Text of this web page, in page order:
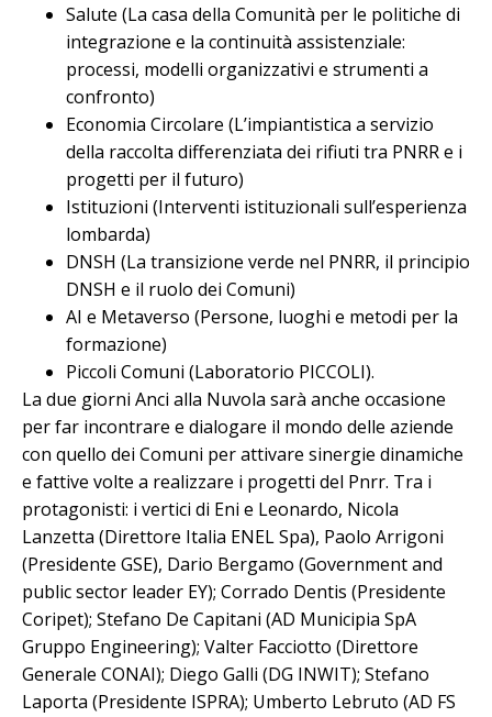
Salute (La casa della Comunità per le politiche di
integrazione e la continuità assistenziale:
processi, modelli organizzativi e strumenti a
confronto)
Economia Circolare (L’impiantistica a servizio
della raccolta differenziata dei rifiuti tra PNRR e i
progetti per il futuro)
Istituzioni (Interventi istituzionali sull’esperienza
lombarda)
DNSH (La transizione verde nel PNRR, il principio
DNSH e il ruolo dei Comuni)
AI e Metaverso (Persone, luoghi e metodi per la
formazione)
Piccoli Comuni (Laboratorio PICCOLI).
La due giorni Anci alla Nuvola sarà anche occasione
per far incontrare e dialogare il mondo delle aziende
con quello dei Comuni per attivare sinergie dinamiche
e fattive volte a realizzare i progetti del Pnrr. Tra i
protagonisti: i vertici di Eni e Leonardo, Nicola
Lanzetta (Direttore Italia ENEL Spa), Paolo Arrigoni
(Presidente GSE), Dario Bergamo (Government and
public sector leader EY); Corrado Dentis (Presidente
Coripet); Stefano De Capitani (AD Municipia SpA
Gruppo Engineering); Valter Facciotto (Direttore
Generale CONAI); Diego Galli (DG INWIT); Stefano
Laporta (Presidente ISPRA); Umberto Lebruto (AD FS